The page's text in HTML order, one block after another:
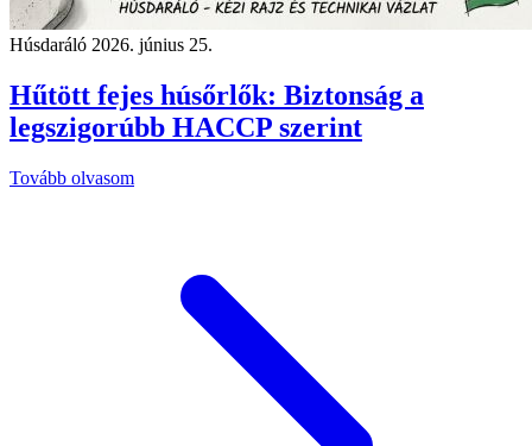
Húsdaráló 2026. június 25.
Hűtött fejes húsőrlők: Biztonság a
legszigorúbb HACCP szerint
Tovább olvasom